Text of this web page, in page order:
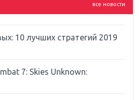
все новости
ругать
10 лучших стратегий 2019
7: Skies Unknown: